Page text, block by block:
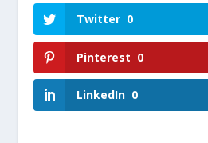
Twitter 0
Pinterest 0
LinkedIn 0